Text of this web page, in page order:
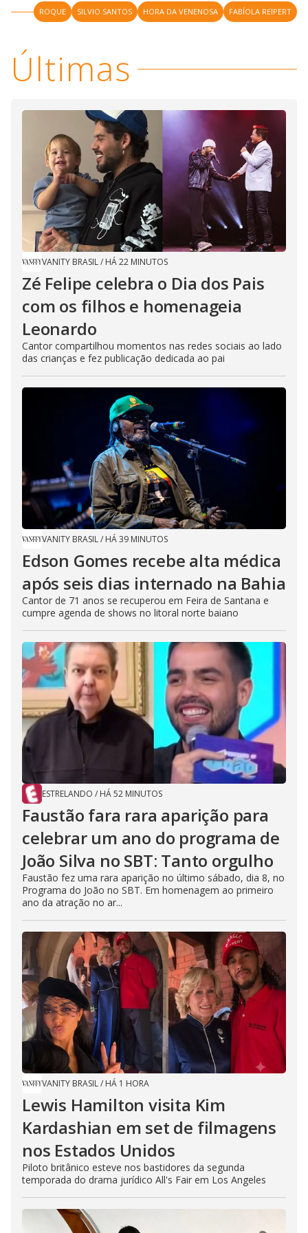
e
o
ROQUE SILVIO SANTOS HORA DA VENENOSA FABÍOLA REIPERT
Últimas
VANITY BRASIL/ HÁ 22 MINUTOS
Zé Felipe celebra o Dia dos Pais
com os filhos e homenageia
Leonardo
Cantor compartilhou momentos nas redes sociais ao lado
das crianças e fez publicação dedicada ao pai
VANITY BRASIL/ HÁ 39 MINUTOS
Edson Gomes recebe alta médica
após seis dias internado na Bahia
Cantor de 71 anos se recuperou em Feira de Santana e
cumpre agenda de shows no litoral norte baiano
ESTRELANDO / HÁ 52 MINUTOS
Faustão fara rara aparição para
celebrar um ano do programa de
João Silva no SBT: Tanto orgulho
Faustão fez uma rara aparição no último sábado, dia 8, no
Programa do João no SBT. Em homenagem ao primeiro
ano da atração no ar...
VANITY BRASIL/ HÁ 1 HORA
Lewis Hamilton visita Kim
Kardashian em set de filmagens
nos Estados Unidos
Piloto britânico esteve nos bastidores da segunda
temporada do drama jurídico All's Fair em Los Angeles